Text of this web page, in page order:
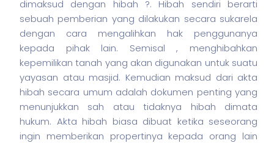
dimaksud dengan hibah ?. Hibah sendiri berarti
sebuah pemberian yang dilakukan secara sukarela
dengan cara mengalihkan hak penggunanya
kepada pihak lain. Semisal , menghibahkan
kepemilikan tanah yang akan digunakan untuk suatu
yayasan atau masjid. Kemudian maksud dari akta
hibah secara umum adalah dokumen penting yang
menunjukkan sah atau tidaknya hibah dimata
hukum. Akta hibah biasa dibuat ketika seseorang
ingin memberikan propertinya kepada orang lain